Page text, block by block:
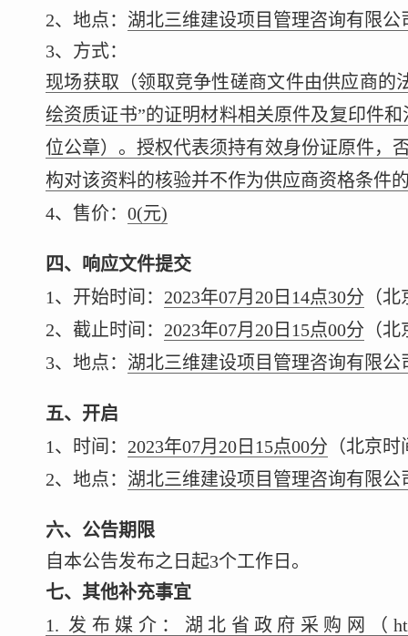
2、地点： 湖北三维建设项目管理咨询有限
3、方式：
现场获取（领取竞争性磋商文件由供应商的
绘资质证书”的证明材料相关原件及复印件
位公章）。授权代表须持有效身份证原件，
构对该资料的核验并不作为供应商资格条件
4、售价： 0(元)
四、响应文件提交
1、开始时间： 2023年07月20日14点30分 （
2、截止时间： 2023年07月20日15点00分 （
3、地点： 湖北三维建设项目管理咨询有限
五、开启
1、时间： 2023年07月20日15点00分 （北京时
2、地点： 湖北三维建设项目管理咨询有限
六、公告期限
自本公告发布之日起3个工作日。
七、其他补充事宜
1. 发布媒介：湖北省政府采购网（